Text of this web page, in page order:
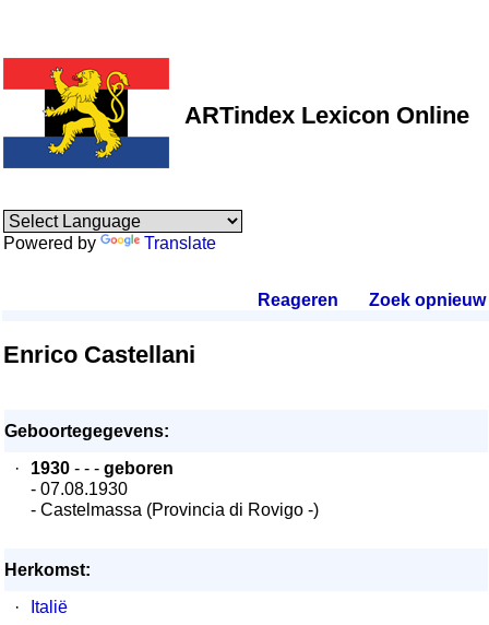
ARTindex Lexicon Online
Powered by Translate
Reageren Zoek opnieuw.
Enrico Castellani
Geboortegegevens:
·
1930 - - - geboren
- 07.08.1930
- Castelmassa (Provincia di Rovigo -)
Herkomst:
·
Italië